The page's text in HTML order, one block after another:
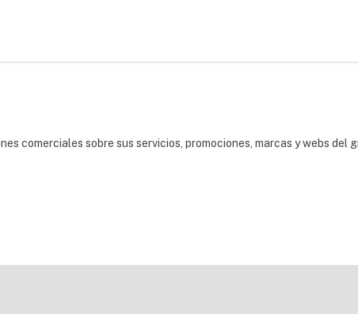
comerciales sobre sus servicios, promociones, marcas y webs del